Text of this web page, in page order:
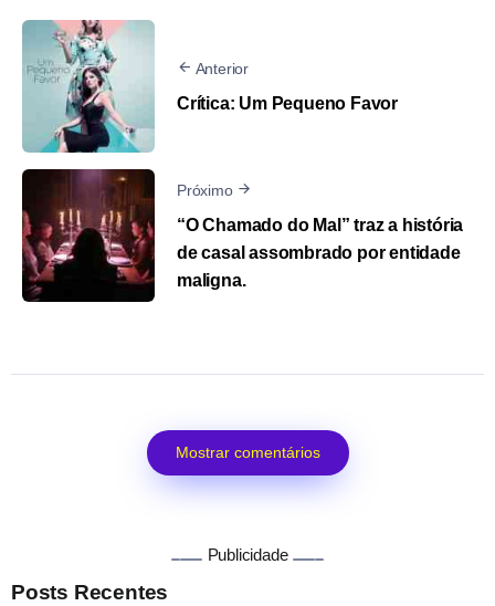
Anterior
Crítica: Um Pequeno Favor
Próximo
“O Chamado do Mal” traz a história
de casal assombrado por entidade
maligna.
Mostrar comentários
Publicidade
Posts Recentes